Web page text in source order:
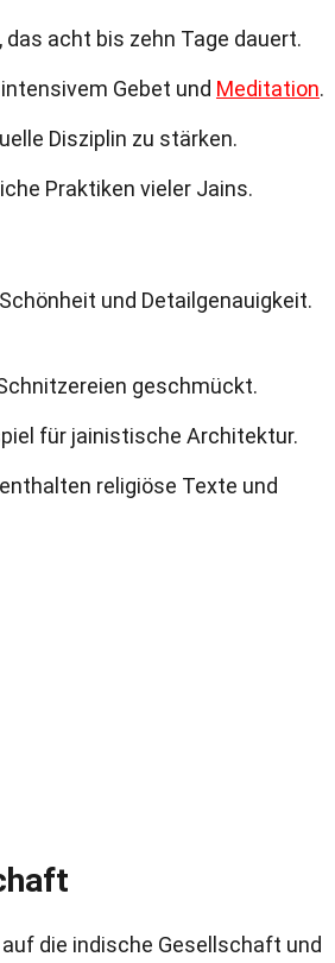
acht bis zehn Tage dauert.
Gebet und Meditation.
Disziplin zu stärken.
Praktiken vieler Jains.
und Detailgenauigkeit.
geschmückt.
für jainistische Architektur.
religiöse Texte und
die indische Gesellschaft und